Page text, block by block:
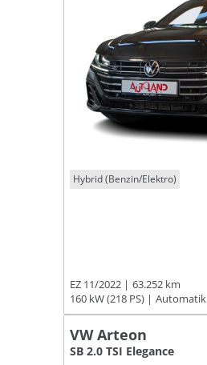
Hybrid (Benzin/Elektro)
EZ 11/2022
63.252 km
160 kW (218 PS)
Automatik
VW Arteon
SB 2.0 TSI Elegance